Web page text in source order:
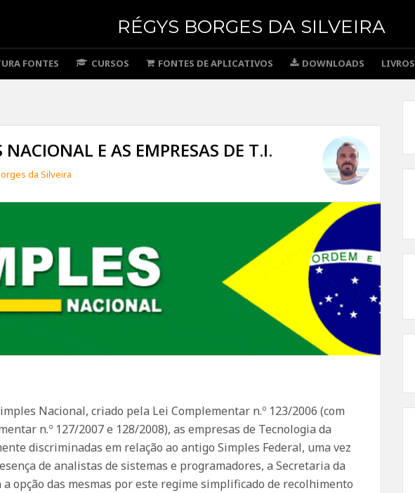
RÉGYS BORGES DA SILVEIRA
FONTES CURSOS FONTES DE APLICATIVOS DOWNLOADS LIVROS
NACIONAL E AS EMPRESAS DE T.I.
da Silveira
Nacional, criado pela Lei Complementar n.º 123/2006 (com
n.º 127/2007 e 128/2008), as empresas de Tecnologia da
discriminadas em relação ao antigo Simples Federal, uma vez
de analistas de sistemas e programadores, a Secretaria da
opção das mesmas por este regime simplificado de recolhimento